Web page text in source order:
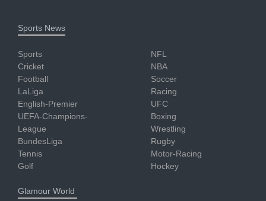
Sports News
Sports
Cricket
Football
LaLiga
English-Premier
UEFA-Champions-
League
BundesLiga
Tennis
Golf
NFL
NBA
Soccer
Racing
UFC
Boxing
Wrestling
Rugby
Motor-Racing
Hockey
Glamour World